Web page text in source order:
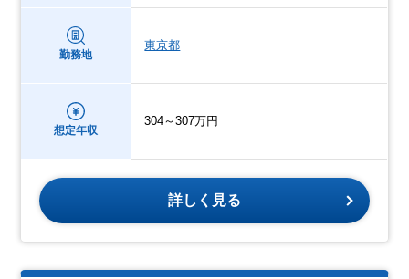
勤務地
東京都
想定年収
304～307万円
詳しく見る